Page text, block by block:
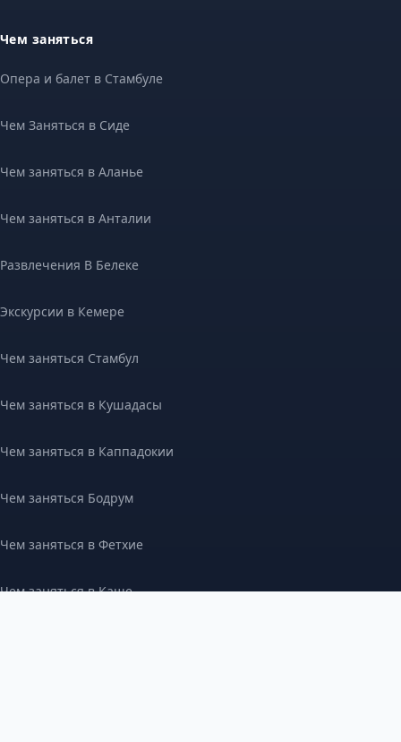
Чем заняться
Опера и балет в Стамбуле
Чем Заняться в Сиде
Чем заняться в Аланье
Чем заняться в Анталии
Развлечения В Белеке
Экскурсии в Кемере
Чем заняться Стамбул
Чем заняться в Кушадасы
Чем заняться в Каппадокии
Чем заняться Бодрум
Чем заняться в Фетхие
Чем заняться в Каше